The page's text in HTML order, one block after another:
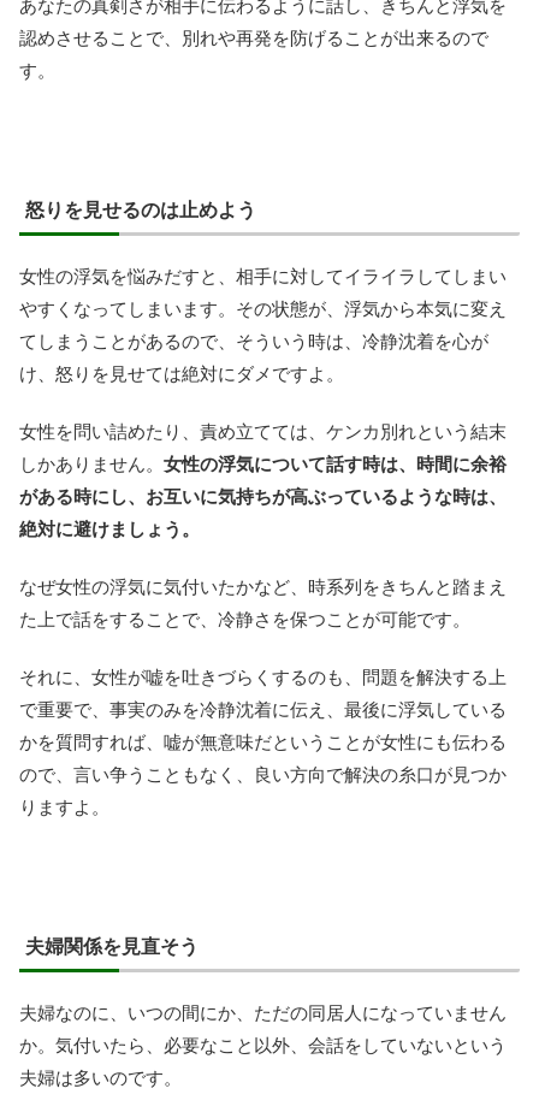
あなたの真剣さが相手に伝わるように話し、きちんと浮気を
認めさせることで、別れや再発を防げることが出来るので
す。
怒りを見せるのは止めよう
女性の浮気を悩みだすと、相手に対してイライラしてしまい
やすくなってしまいます。その状態が、浮気から本気に変え
てしまうことがあるので、そういう時は、冷静沈着を心が
け、怒りを見せては絶対にダメですよ。
女性を問い詰めたり、責め立てては、ケンカ別れという結末
しかありません。 女性の浮気について話す時は、時間に余裕
がある時にし、お互いに気持ちが高ぶっているような時は、
絶対に避けましょう。
なぜ女性の浮気に気付いたかなど、時系列をきちんと踏まえ
た上で話をすることで、冷静さを保つことが可能です。
それに、女性が嘘を吐きづらくするのも、問題を解決する上
で重要で、事実のみを冷静沈着に伝え、最後に浮気している
かを質問すれば、嘘が無意味だということが女性にも伝わる
ので、言い争うこともなく、良い方向で解決の糸口が見つか
りますよ。
夫婦関係を見直そう
夫婦なのに、いつの間にか、ただの同居人になっていません
か。気付いたら、必要なこと以外、会話をしていないという
夫婦は多いのです。